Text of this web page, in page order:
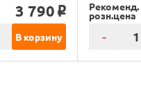
3 790 o
В корзину
Рекоменд.
розн.цена
-